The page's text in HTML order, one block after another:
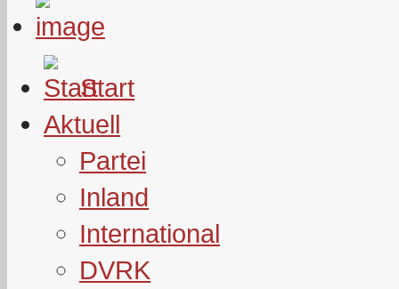
Start
Aktuell
Partei
Inland
International
DVRK